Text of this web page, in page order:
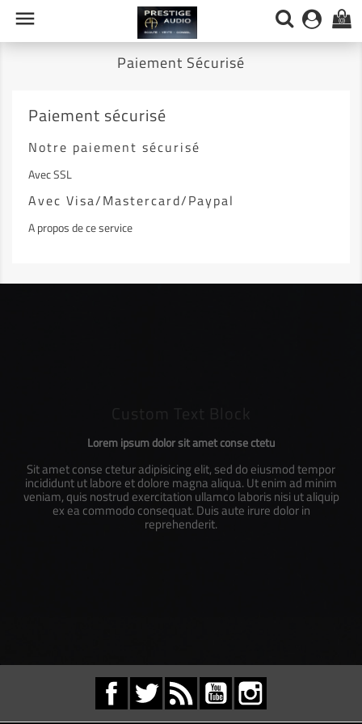
 (0)
Paiement Sécurisé
Paiement sécurisé
Notre paiement sécurisé
Avec SSL
Avec Visa/Mastercard/Paypal
A propos de ce service
Custom Text Block
Lorem ipsum dolor sit amet conse ctetu
Sit amet conse ctetur adipisicing elit, sed do eiusmod tempor
incididunt ut labore et dolore magna aliqua. Ut enim ad minim
veniam, quis nostrud exercitation ullamco laboris nisi ut aliquip
ex ea commodo consequat. Duis aute irure dolor in
reprehenderit.
FacebookTwitter Rss YouTube